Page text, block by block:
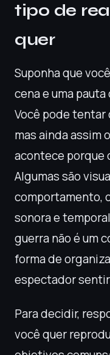
tipo de
quer
Suponha que
cena e uma
Você pode
mas ainda assim
acontece porque
Algumas são
comportamento,
sonora e
guerra não é um
forma de
espectador
Para decidir,
você quer